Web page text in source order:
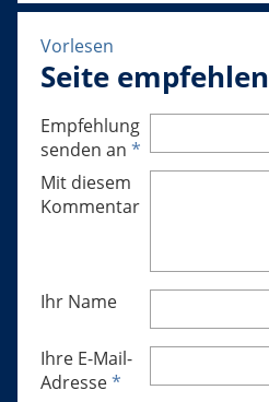
Vorlesen
Seite empfehlen
Empfehlung
senden an *
Mit diesem
Kommentar
Ihr Name
Ihre E-Mail-
Adresse*